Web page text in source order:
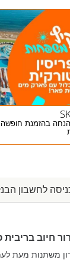
₪ הנחה בהזמנת
לחשבון
חיוב בריבית
משתנות מעת